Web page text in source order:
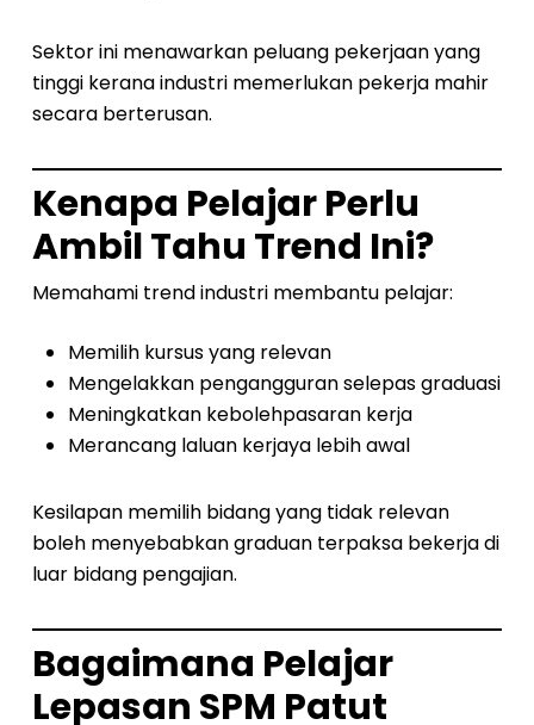
Sektor ini menawarkan peluang pekerjaan yang
tinggi kerana industri memerlukan pekerja mahir
secara berterusan.
Kenapa Pelajar Perlu
Ambil Tahu Trend Ini?
Memahami trend industri membantu pelajar:
Memilih kursus yang relevan
Mengelakkan pengangguran selepas graduasi
Meningkatkan kebolehpasaran kerja
Merancang laluan kerjaya lebih awal
Kesilapan memilih bidang yang tidak relevan
boleh menyebabkan graduan terpaksa bekerja di
luar bidang pengajian.
Bagaimana Pelajar
Lepasan SPM Patut